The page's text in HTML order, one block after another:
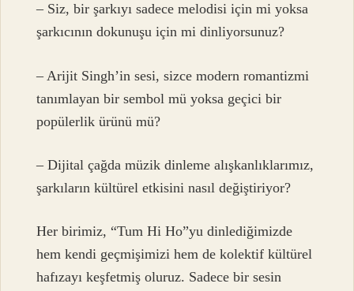
– Siz, bir şarkıyı sadece melodisi için mi yoksa
şarkıcının dokunuşu için mi dinliyorsunuz?
– Arijit Singh’in sesi, sizce modern romantizmi
tanımlayan bir sembol mü yoksa geçici bir
popülerlik ürünü mü?
– Dijital çağda müzik dinleme alışkanlıklarımız,
şarkıların kültürel etkisini nasıl değiştiriyor?
Her birimiz, “Tum Hi Ho”yu dinlediğimizde
hem kendi geçmişimizi hem de kolektif kültürel
hafızayı keşfetmiş oluruz. Sadece bir sesin